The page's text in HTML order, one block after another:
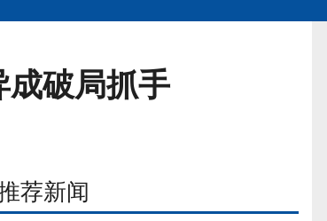
成破局抓手
荐新闻